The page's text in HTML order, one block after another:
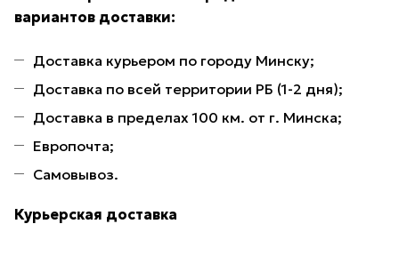
вариантов доставки:
Доставка курьером по городу Минску;
Доставка по всей территории РБ (1-2 дня);
Доставка в пределах 100 км. от г. Минска;
Европочта;
Самовывоз.
Курьерская доставка